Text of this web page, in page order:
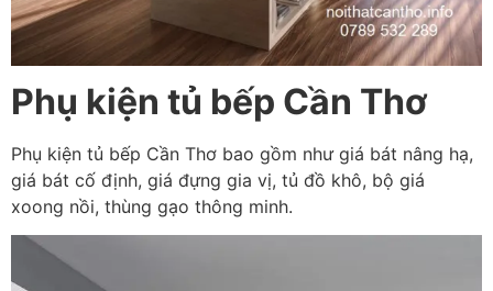
Phụ kiện tủ bếp Cần Thơ
Phụ kiện tủ bếp Cần Thơ bao gồm như giá bát nâng hạ,
giá bát cố định, giá đựng gia vị, tủ đồ khô, bộ giá
xoong nồi, thùng gạo thông minh.